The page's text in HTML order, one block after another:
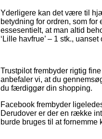
Yderligere kan det være til
betydning for ordren, som
essesentielt, at man altid
‘Lille havfrue’ – 1 stk.,
Trustpilot frembyder rigtig
anbefaler vi, at du
du færdiggør din shopping.
Facebook frembyder
Derudover er der en række
burde bruges til at fornemme